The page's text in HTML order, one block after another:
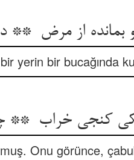
yerin bir bucağında
Onu görünce,